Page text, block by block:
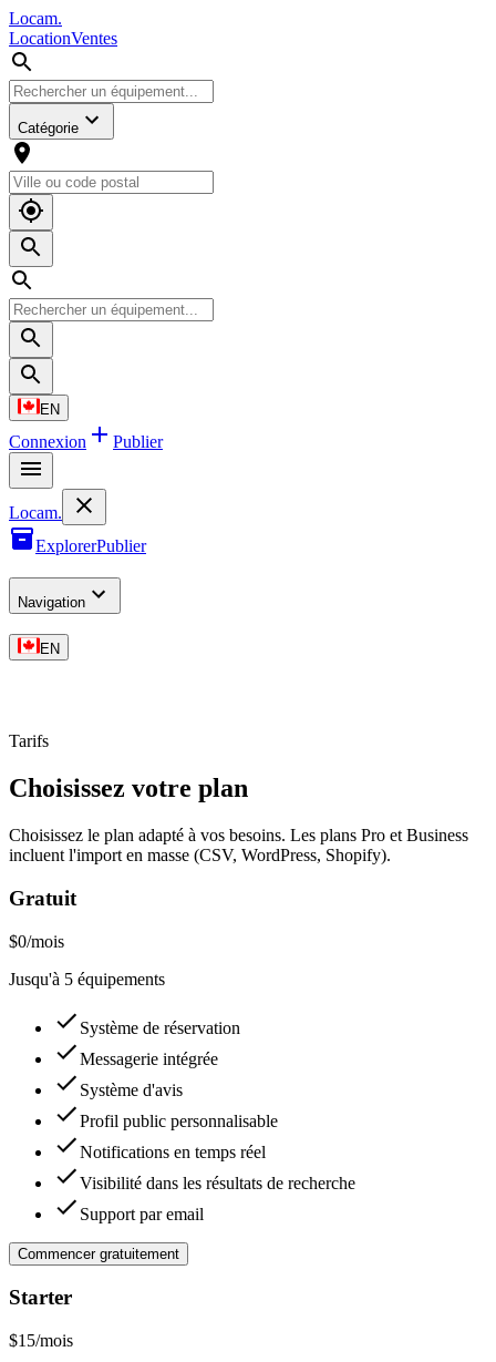
Locam.
LocationVentes
Catégorie
EN
Connexion Publier
Locam.
ExplorerPublier
Navigation
EN
Tarifs
Choisissez votre plan
Choisissez le plan adapté à vos besoins. Les plans Pro et Business
incluent l'import en masse (CSV, WordPress, Shopify).
Gratuit
$0/mois
Jusqu'à 5 équipements
Système de réservation
Messagerie intégrée
Système d'avis
Profil public personnalisable
Notifications en temps réel
Visibilité dans les résultats de recherche
Support par email
Commencer gratuitement
Starter
$15/mois